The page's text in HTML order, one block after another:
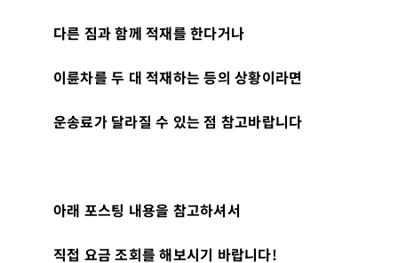
다른 짐과 함께 적재를 한다거나
이륜차를 두 대 적재하는 등의 상황이라면
운송료가 달라질 수 있는 점 참고바랍니다
아래 포스팅 내용을 참고하셔서
직접 요금 조회를 해보시기 바랍니다!